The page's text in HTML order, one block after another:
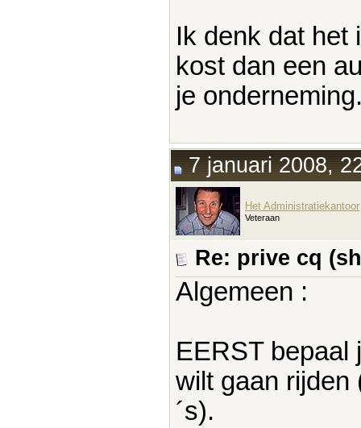
Ik denk dat het
kost dan een
je
7 januari 2008,
Het Administratiekantoor
Veteraan
Re: prive cq
Algemeen :
EERST bepaal
wilt gaan rijden
´s).